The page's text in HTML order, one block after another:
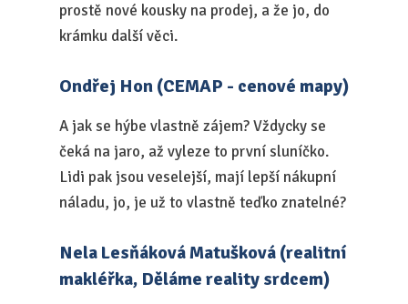
prostě nové kousky na prodej, a že jo, do
krámku další věci.
Ondřej Hon (CEMAP - cenové mapy)
A jak se hýbe vlastně zájem? Vždycky se
čeká na jaro, až vyleze to první sluníčko.
Lidi pak jsou veselejší, mají lepší nákupní
náladu, jo, je už to vlastně teďko znatelné?
Nela Lesňáková Matušková (realitní
makléřka, Děláme reality srdcem)